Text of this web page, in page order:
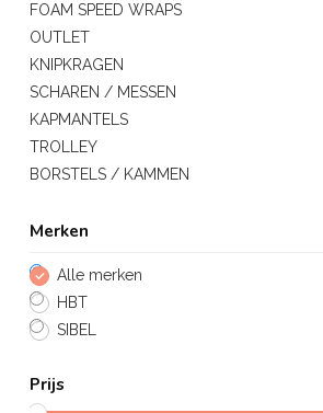
FOAM SPEED WRAPS
OUTLET
KNIPKRAGEN
SCHAREN / MESSEN
KAPMANTELS
TROLLEY
BORSTELS / KAMMEN
Merken
Alle merken
HBT
SIBEL
Prijs